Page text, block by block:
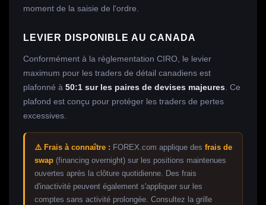
moment de la saisie de l'ordre.
LEVIER DISPONIBLE AU CANADA
Conformément à la réglementation CIRO, le levier
maximum pour les traders de détail canadiens est
plafonné à 50:1 sur les paires de devises majeures . Ce
plafond est conçu pour protéger les traders de pertes
excessives.
⚠️ Frais à connaître : FOREX.com applique des frais de
swap (financing overnight) sur les positions maintenues
ouvertes après la clôture quotidienne. Des frais
d'inactivité peuvent également s'appliquer sur les
comptes sans activité prolongée. Consultez la grille